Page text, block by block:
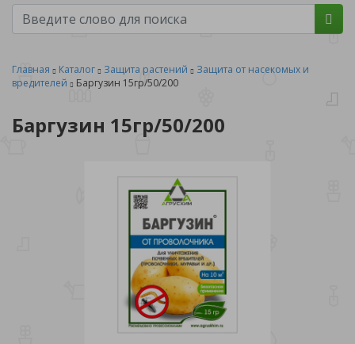
Главная Каталог Защита растений
Защита от насекомых и
вредителей
Баргузин 15гр/50/200
Баргузин 15гр/50/200